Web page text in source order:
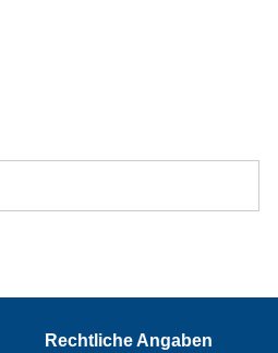
Rechtliche Angaben